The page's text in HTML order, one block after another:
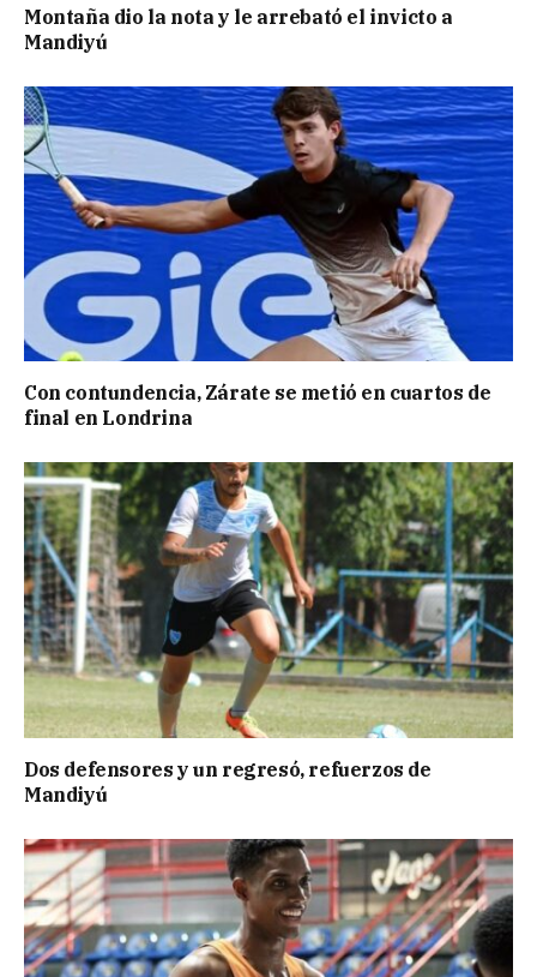
Montaña dio la nota y le arrebató el invicto a
Mandiyú
Con contundencia, Zárate se metió en cuartos de
final en Londrina
Dos defensores y un regresó, refuerzos de
Mandiyú